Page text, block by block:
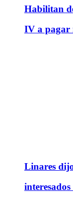
Habilitan
IV a pagar
Linares